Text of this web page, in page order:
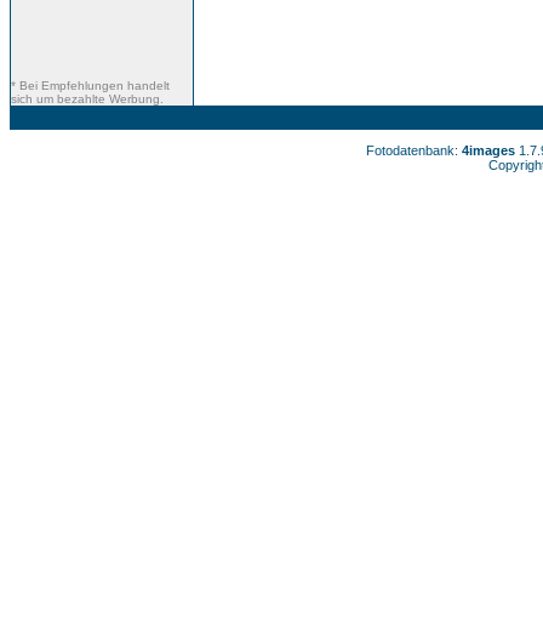
* Bei Empfehlungen handelt
sich um bezahlte Werbung.
Fotodatenbank: 4images